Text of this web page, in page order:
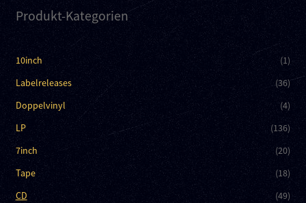
Produkt-Kategorien
10inch
(1)
Labelreleases
(36)
Doppelvinyl
(4)
LP
(136)
7inch
(20)
Tape
(18)
CD
(49)